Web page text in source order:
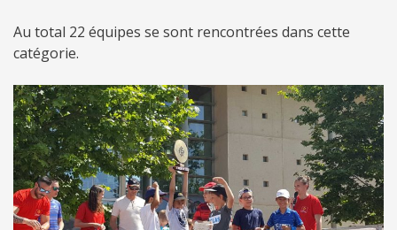
Au total 22 équipes se sont rencontrées dans cette
catégorie.